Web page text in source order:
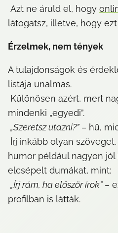
Azt ne áruld el, hogy
látogatsz, illetve, hogy ezt
Érzelmek, nem tények
A tulajdonságok és
listája unalmas.
mindenki „egyedi”.
„Szeretsz utazni?” – hű,
humor például nagyon
elcsépelt dumákat, mint:
„Írj rám, ha először írok” –
profilban is látták.